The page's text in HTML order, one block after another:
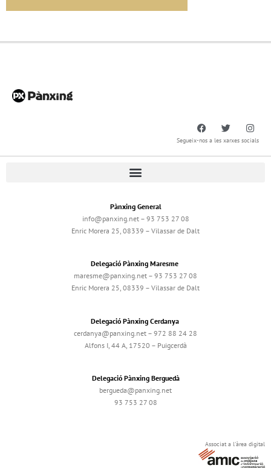
Segueix-nos a les xarxes socials
Pànxing General
info@panxing.net – 93 753 27 08
Enric Morera 25, 08339 – Vilassar de Dalt
Delegació Pànxing Maresme
maresme@panxing.net – 93 753 27 08
Enric Morera 25, 08339 – Vilassar de Dalt
Delegació Pànxing Cerdanya
cerdanya@panxing.net – 972 88 24 28
Alfons I, 44 A, 17520 – Puigcerdà
Delegació Pànxing Berguedà
bergueda@panxing.net
93 753 27 08
Associat a l'àrea digital